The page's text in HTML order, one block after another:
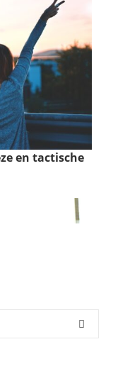
en tactische